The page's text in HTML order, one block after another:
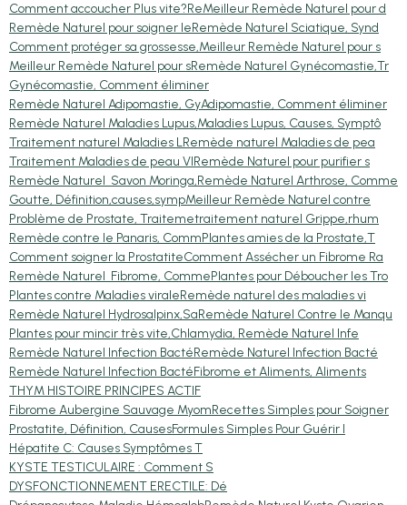
Comment accoucher Plus vite?ReMeilleur Remède Naturel pour d
Remède Naturel pour soigner leRemède Naturel Sciatique, Synd
Comment protéger sa grossesse,Meilleur Remède Naturel pour s
Meilleur Remède Naturel pour sRemède Naturel Gynécomastie,Tr
Gynécomastie, Comment éliminer
Remède Naturel Adipomastie, GyAdipomastie, Comment éliminer
Remède Naturel Maladies Lupus,Maladies Lupus, Causes, Symptô
Traitement naturel Maladies LRemède naturel Maladies de pea
Traitement Maladies de peau VIRemède Naturel pour purifier s
Remède Naturel Savon Moringa,Remède Naturel Arthrose, Comme
Goutte, Définition,causes,sympMeilleur Remède Naturel contre
Problème de Prostate, Traitemetraitement naturel Grippe,rhum
Remède contre le Panaris, CommPlantes amies de la Prostate,T
Comment soigner la ProstatiteComment Assécher un Fibrome Ra
Remède Naturel Fibrome, CommePlantes pour Déboucher les Tro
Plantes contre Maladies viraleRemède naturel des maladies vi
Remède Naturel Hydrosalpinx,SaRemède Naturel Contre le Manqu
Plantes pour mincir très vite,Chlamydia, Remède Naturel Infe
Remède Naturel Infection BactéRemède Naturel Infection Bacté
Remède Naturel Infection BactéFibrome et Aliments, Aliments
THYM HISTOIRE PRINCIPES ACTIF
Fibrome Aubergine Sauvage MyomRecettes Simples pour Soigner
Prostatite, Définition, CausesFormules Simples Pour Guérir l
Hépatite C: Causes Symptômes T
KYSTE TESTICULAIRE : Comment S
DYSFONCTIONNEMENT ERECTILE: Dé